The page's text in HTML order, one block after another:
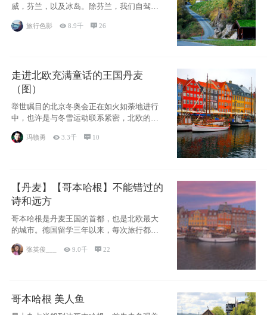
威，芬兰，以及冰岛。除芬兰，我们自驾游
旅行色影 8.9千 26
走进北欧充满童话的王国丹麦
（图）
举世瞩目的北京冬奥会正在如火如荼地进行
中，也许是与冬雪运动联系紧密，北欧的一
些国家因
冯赣勇 3.3千  10
【丹麦】【哥本哈根】不能错过的
诗和远方
哥本哈根是丹麦王国的首都，也是北欧最大
的城市。德国留学三年以来，每次旅行都是
张英俊___ 9.0千 22
哥本哈根 美人鱼